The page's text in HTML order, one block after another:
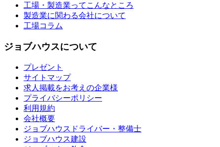
工場・製造業ってこんなところ
製造業に関わる会社について
工場コラム
ジョブハウスについて
プレゼント
サイトマップ
求人掲載をお考えの企業様
プライバシーポリシー
利用規約
会社概要
ジョブハウスドライバー・整備士
ジョブハウス建設